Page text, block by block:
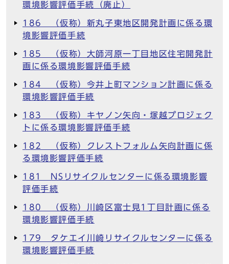
環境影響評価手続（廃止）
186 （仮称）新丸子東地区開発計画に係る環
境影響評価手続
185 （仮称）大師河原一丁目地区住宅開発計
画に係る環境影響評価手続
184 （仮称）今井上町マンション計画に係る
環境影響評価手続
183 （仮称）キヤノン矢向・塚越プロジェク
トに係る環境影響評価手続
182 （仮称）クレストフォルム矢向計画に係
る環境影響評価手続
181 NSリサイクルセンターに係る環境影響
評価手続
180 （仮称）川崎区富士見1丁目計画に係る
環境影響評価手続
179 タケエイ川崎リサイクルセンターに係る
環境影響評価手続